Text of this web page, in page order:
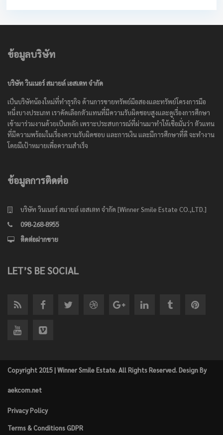
ข้อมูลบริษัท
บริษัท วินเนอร์ สมายล์ เอสเตท จำกัด
เป็นบริษัทน้องใหม่ที่ทำธุรกิจ ด้านการขายทรัพย์มือสองและทรัพย์โครงการมือ
หนึ่งบางประเภท เราคัดเลือกตัวแทนที่มีความรับผิดชอบสูงและดูเรื่องการศึกษา
เข้ามาร่วมงานด้วยเป็นหลัก เพราะประสบการณ์ที่ผ่านมาทำให้เชื่อมั่นว่า ตัวแทน
ที่มีความพร้อมในเรื่องความรับผิดชอบ และการเงิน และมีการศึกษาที่ดี จะทำงาน
โดยมีเป้าหมายเพื่อความสำเร็จ
ข้อมูลการติดต่อ
บริษัท วินเนอร์ สมายล์ เอสเตท จำกัด [Winner Smile Estate CO.,LTD.]
098-268-8955
ติดต่อฝากขาย
LET’S BE SOCIAL
Copyright 2015 | Winner Smile Estate. All Rights Reserved. Design By
aekcom.net
Privacy Policy
Terms & Conditions GDPR